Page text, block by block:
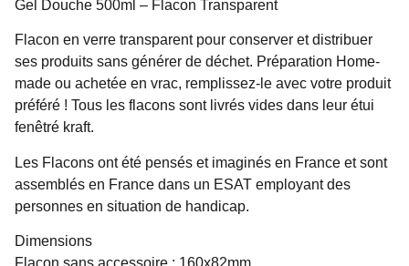
Gel Douche 500ml – Flacon Transparent
Flacon en verre transparent pour conserver et distribuer
ses produits sans générer de déchet. Préparation Home-
made ou achetée en vrac, remplissez-le avec votre produit
préféré ! Tous les flacons sont livrés vides dans leur étui
fenêtré kraft.
Les Flacons ont été pensés et imaginés en France et sont
assemblés en France dans un ESAT employant des
personnes en situation de handicap.
Dimensions
Flacon sans accessoire : 160x82mm